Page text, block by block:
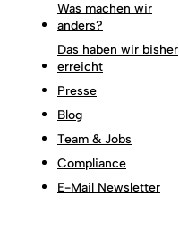
Was machen wir
anders?
Das haben wir bisher
erreicht
Presse
Blog
Team & Jobs
Compliance
E-Mail Newsletter